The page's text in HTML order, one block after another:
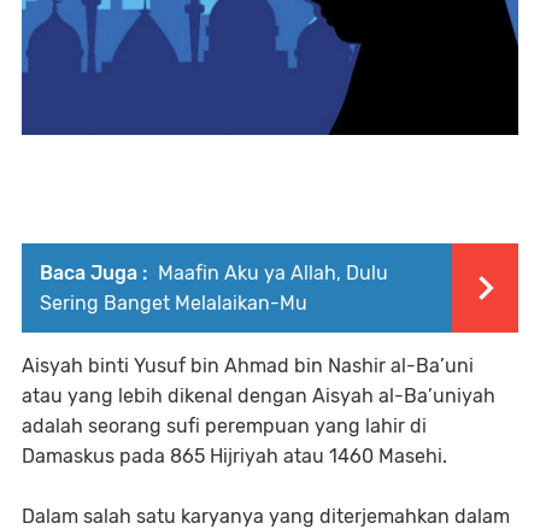
Baca Juga : Maafin Aku ya Allah, Dulu
Sering Banget Melalaikan-Mu
Aisyah binti Yusuf bin Ahmad bin Nashir al-Ba’uni
atau yang lebih dikenal dengan Aisyah al-Ba’uniyah
adalah seorang sufi perempuan yang lahir di
Damaskus pada 865 Hijriyah atau 1460 Masehi.
Dalam salah satu karyanya yang diterjemahkan dalam